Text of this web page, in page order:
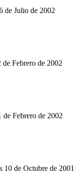
de Julio de 2002
de Febrero de 2002
de Febrero de 2002
10 de Octubre de 2001